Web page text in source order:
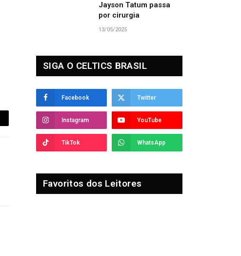
Jayson Tatum passa
por cirurgia
13/05/2025
SIGA O CELTICS BRASIL
Facebook Twitter
Instagram YouTube
TikTok WhatsApp
Favoritos dos Leitores